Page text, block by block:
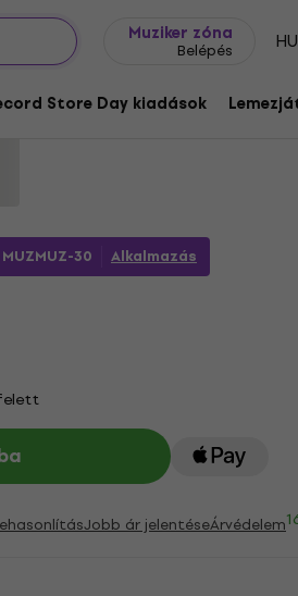
Muziker zóna
Belépés HU
Store Day kiadások
See Is What You Get (CD)
1184971
MUZMUZ-30 Alkalmazás
Jobb ár jelentéseÁrvédelem